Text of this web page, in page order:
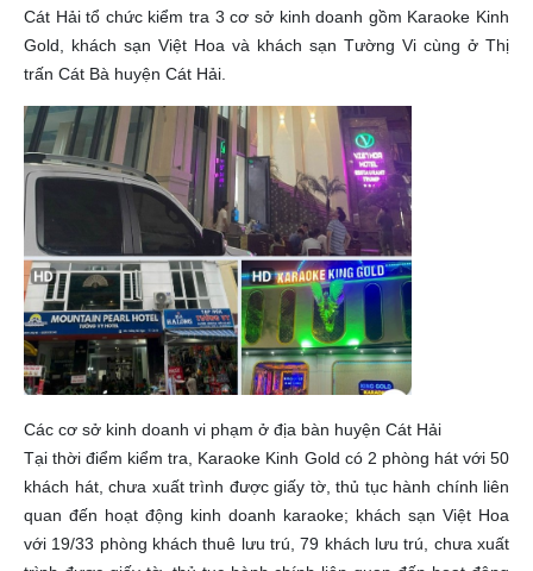
Cát Hải tổ chức kiểm tra 3 cơ sở kinh doanh gồm Karaoke Kinh
Gold, khách sạn Việt Hoa và khách sạn Tường Vi cùng ở Thị
trấn Cát Bà huyện Cát Hải.
Các cơ sở kinh doanh vi phạm ở địa bàn huyện Cát Hải
Tại thời điểm kiểm tra, Karaoke Kinh Gold có 2 phòng hát với 50
khách hát, chưa xuất trình được giấy tờ, thủ tục hành chính liên
quan đến hoạt động kinh doanh karaoke; khách sạn Việt Hoa
với 19/33 phòng khách thuê lưu trú, 79 khách lưu trú, chưa xuất